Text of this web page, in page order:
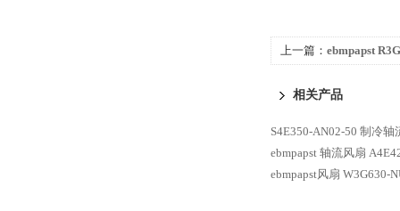
上一篇： ebmpapst
相关产品
S4E350-AN02-50 制冷轴
ebmpapst 轴流风扇
ebmpapst风扇 W3G630-